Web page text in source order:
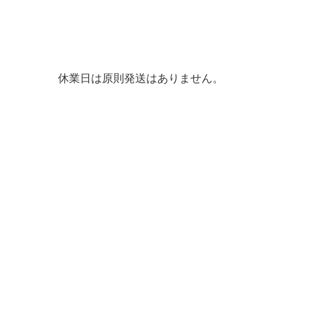
休業日は原則発送はありません。